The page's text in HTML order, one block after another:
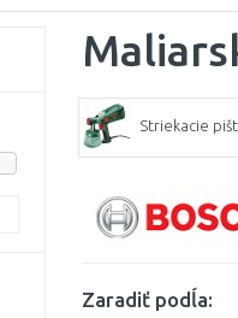
Striekacie
Zaradiť podĺa: